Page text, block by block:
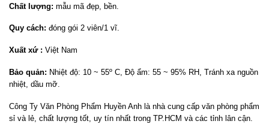
Chất lượng: mẫu mã đẹp, bền.
Quy cách: đóng gói 2 viên/1 vĩ.
Xuất xứ : Việt Nam
Bảo quản: Nhiệt độ: 10 ~ 55º C, Độ ẩm: 55 ~ 95% RH, Tránh xa nguồn
nhiệt, dầu mỡ.
Công Ty Văn Phòng Phẩm Huyền Anh là nhà cung cấp văn phòng phẩm
sỉ và lẻ, chất lượng tốt, uy tín nhất trong TP.HCM và các tỉnh lân cận.